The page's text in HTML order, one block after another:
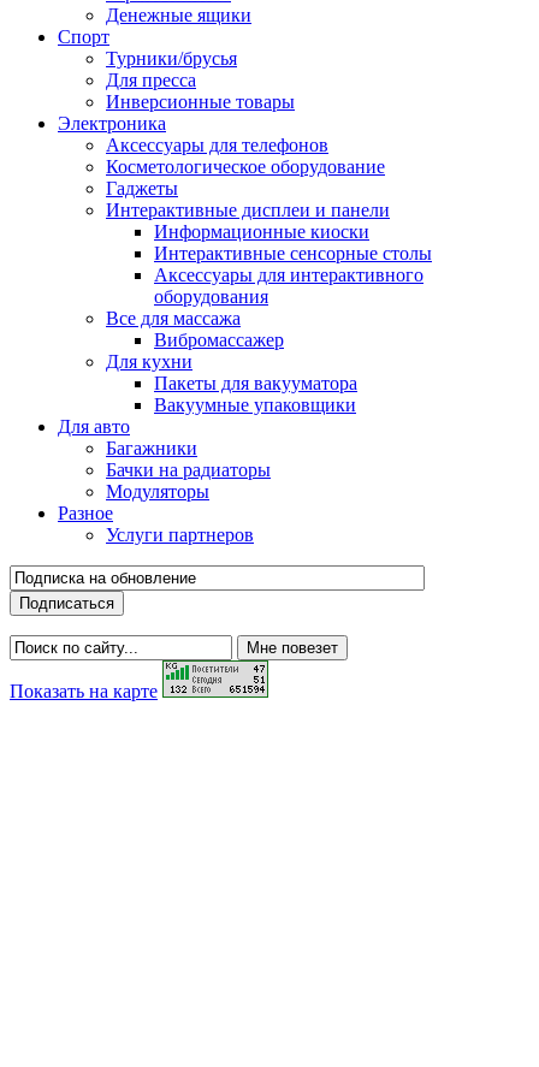
Денежные ящики
Спорт
Турники/брусья
Для пресса
Инверсионные товары
Электроника
Аксессуары для телефонов
Косметологическое оборудование
Гаджеты
Интерактивные дисплеи и панели
Информационные киоски
Интерактивные сенсорные столы
Аксессуары для интерактивного
оборудования
Все для массажа
Вибромассажер
Для кухни
Пакеты для вакууматора
Вакуумные упаковщики
Для авто
Багажники
Бачки на радиаторы
Модуляторы
Разное
Услуги партнеров
Показать на карте